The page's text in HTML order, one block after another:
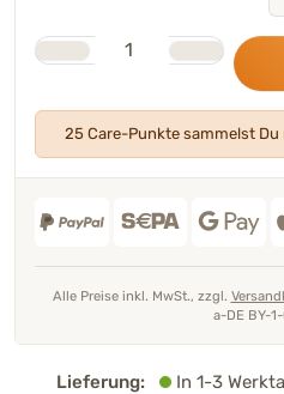
Anzahl
25 Care-Punkte sammelst
Alle Preise inkl. MwSt., zzgl.
a-DE BY-
Lieferung: In 1-3